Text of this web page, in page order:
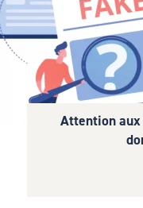
Hacklink panel
Hacklink panel
Hacklink panel
Hacklink panelAttention